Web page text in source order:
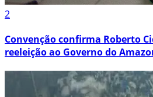
2
Convenção confirma Roberto
reeleição ao Governo do